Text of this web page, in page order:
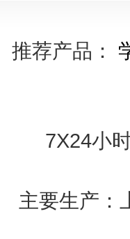
推荐产品：
7X24小
主要生产：